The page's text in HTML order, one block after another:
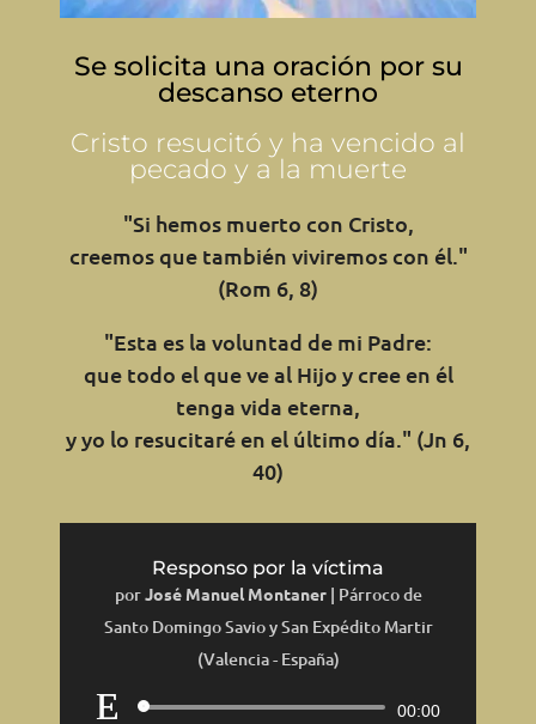
Se solicita una oración por su
descanso eterno
Cristo resucitó y ha vencido al
pecado y a la muerte
"Si hemos muerto con Cristo,
creemos que también viviremos con él."
(Rom 6, 8)
"Esta es la voluntad de mi Padre:
que todo el que ve al Hijo y cree en él
tenga vida eterna,
y yo lo resucitaré en el último día." (Jn 6,
40)
Responso por la víctima
porJosé Manuel Montaner| Párroco de
Santo Domingo Savio y San Expédito Martir
(Valencia - España)
Reproductor
00:00